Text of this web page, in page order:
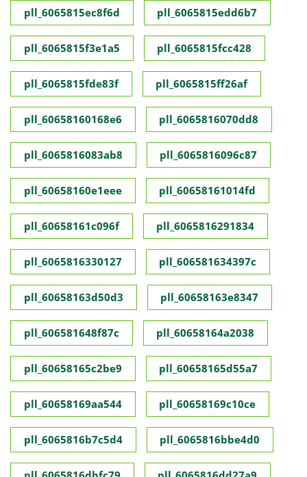
pll_6065815ec8f6d pll_6065815edd6b7
pll_6065815f3e1a5 pll_6065815fcc428
pll_6065815fde83f pll_6065815ff26af
pll_60658160168e6 pll_6065816070dd8
pll_6065816083ab8 pll_6065816096c87
pll_60658160e1eee pll_60658161014fd
pll_60658161c096f pll_6065816291834
pll_6065816330127 pll_606581634397c
pll_60658163d50d3 pll_60658163e8347
pll_606581648f87c pll_60658164a2038
pll_60658165c2be9 pll_60658165d55a7
pll_60658169aa544 pll_60658169c10ce
pll_6065816b7c5d4 pll_6065816bbe4d0